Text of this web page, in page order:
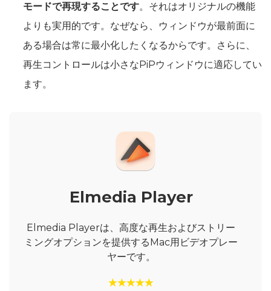
モードで再現することです。それはオリジナルの機能
よりも実用的です。なぜなら、ウィンドウが最前面に
ある場合は常に最小化したくなるからです。さらに、
再生コントロールは小さなPiPウィンドウに適応してい
ます。
Elmedia Player
Elmedia Playerは、高度な再生およびストリー
ミングオプションを提供するMac用ビデオプレー
ヤーです。